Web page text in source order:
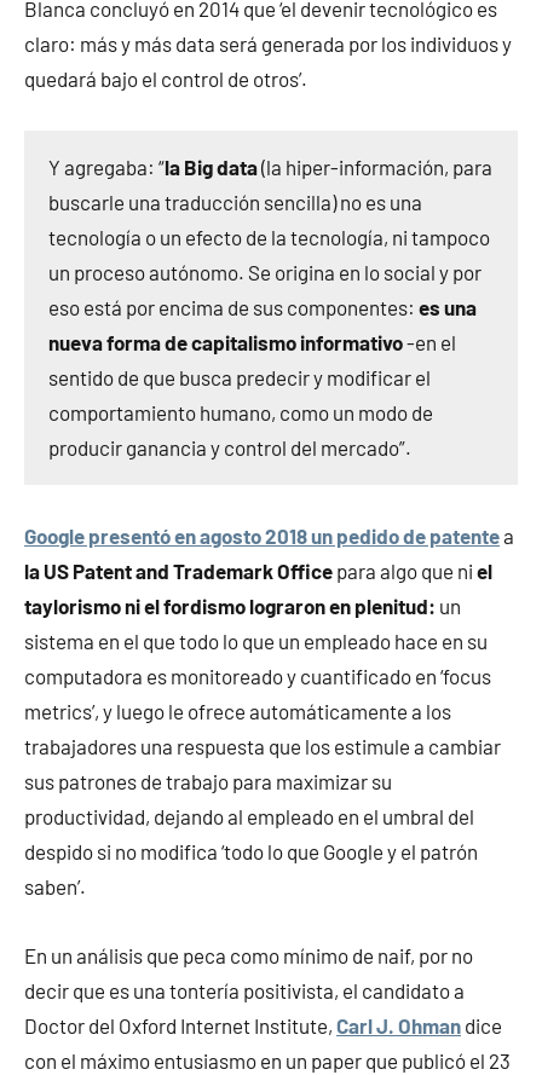
Blanca concluyó en 2014 que ‘el devenir tecnológico es
claro: más y más data será generada por los individuos y
quedará bajo el control de otros’.
Y agregaba: “la Big data(la hiper-información, para
buscarle una traducción sencilla) no es una
tecnología o un efecto de la tecnología, ni tampoco
un proceso autónomo. Se origina en lo social y por
eso está por encima de sus componentes: es una
nueva forma de capitalismo informativo-en el
sentido de que busca predecir y modificar el
comportamiento humano, como un modo de
producir ganancia y control del mercado”.
Google presentó en agosto 2018 un pedido de patentea
la US Patent and Trademark Office para algo que ni el
taylorismo ni el fordismo lograron en plenitud: un
sistema en el que todo lo que un empleado hace en su
computadora es monitoreado y cuantificado en ‘focus
metrics’, y luego le ofrece automáticamente a los
trabajadores una respuesta que los estimule a cambiar
sus patrones de trabajo para maximizar su
productividad, dejando al empleado en el umbral del
despido si no modifica ‘todo lo que Google y el patrón
saben’.
En un análisis que peca como mínimo de naif, por no
decir que es una tontería positivista, el candidato a
Doctor del Oxford Internet Institute, Carl J. Ohman dice
con el máximo entusiasmo en un paper que publicó el 23